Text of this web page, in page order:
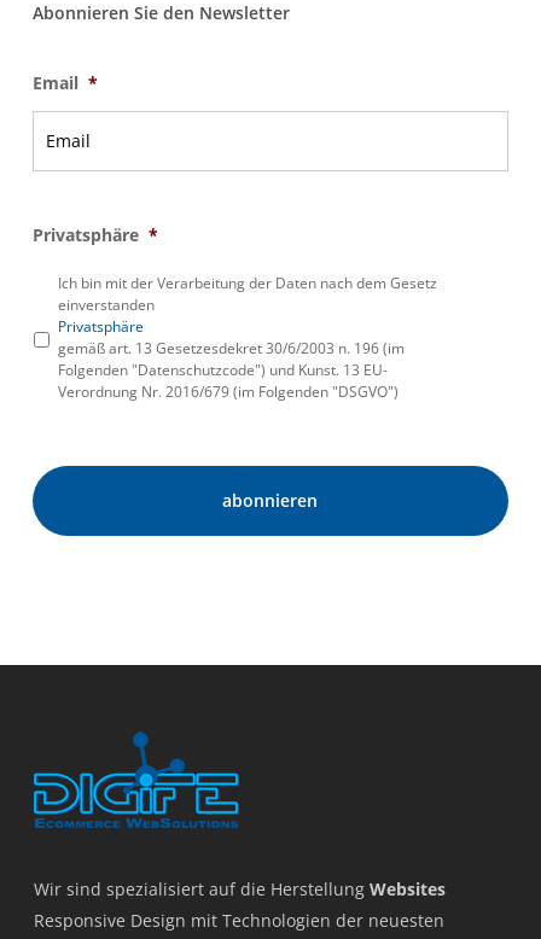
Abonnieren Sie den Newsletter
Email *
Privatsphäre *
Ich bin mit der Verarbeitung der Daten nach dem Gesetz
einverstanden
Privatsphäre
gemäß art. 13 Gesetzesdekret 30/6/2003 n. 196 (im
Folgenden "Datenschutzcode") und Kunst. 13 EU-
Verordnung Nr. 2016/679 (im Folgenden "DSGVO")
Wir sind spezialisiert auf die Herstellung Websites
Responsive Design mit Technologien der neuesten